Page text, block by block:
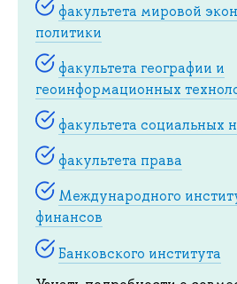
факультета мировой
политики
факультета географии и
геоинформационных
факультета социальных
факультета права
Международного
финансов
Банковского института